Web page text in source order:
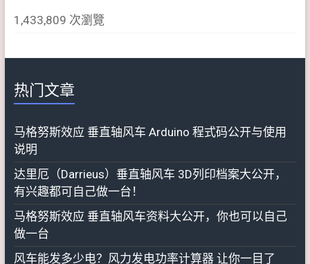
1,433,809 次瀏覽
热门文章
马格努斯效应 垂直轴风车 Arduino 程式码公开与使用
说明
达里厄（Darrieus）垂直轴风车 3D列印档案大公开，
有兴趣都可自己做一台！
马格努斯效应 垂直轴风车资料大公开，你也可以自己
做一台
风车能发多少电？风力发电功率计算器 让你一目了